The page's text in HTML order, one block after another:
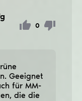
0
Geeignet
für MM-
die die